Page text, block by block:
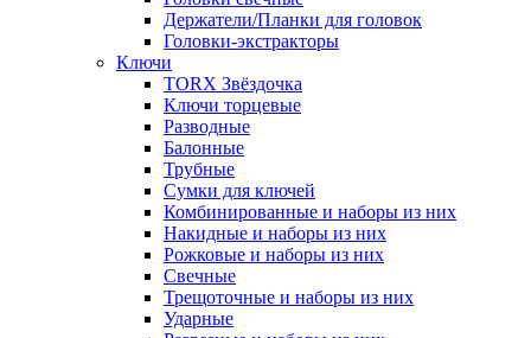
Держатели/Планки для головок
Головки-экстракторы
Ключи
TORX Звёздочка
Ключи торцевые
Разводные
Балонные
Трубные
Сумки для ключей
Комбинированные и наборы из них
Накидные и наборы из них
Рожковые и наборы из них
Свечные
Трещоточные и наборы из них
Ударные